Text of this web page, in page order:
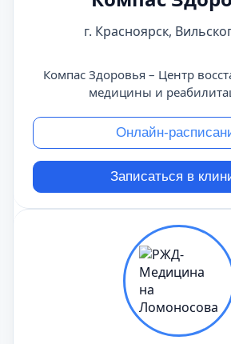
г. Красноярск,
Компас Здоровья – Центр
медицины и
Онлайн-
Записаться в